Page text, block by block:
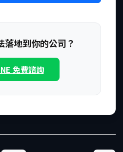
落地到你的公司？
免費諮詢